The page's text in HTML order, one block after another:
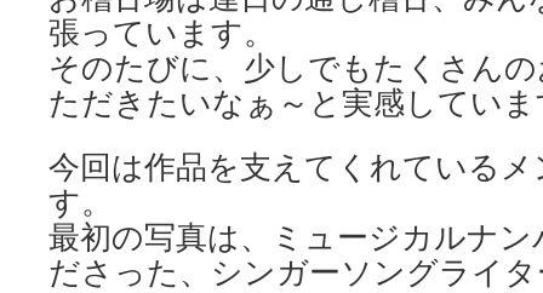
張っています。
そのたびに、少しでもたくさん
ただきたいなぁ～と実感してい
今回は作品を支えてくれている
す。
最初の写真は、ミュージカルナ
ださった、シンガーソングライ